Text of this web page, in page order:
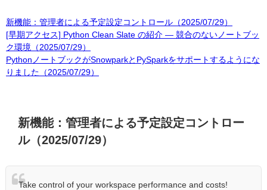
新機能：管理者による予定設定コントロール（2025/07/29）
[早期アクセス] Python Clean Slate の紹介 — 競合のないノートブッ
ク環境（2025/07/29）
PythonノートブックがSnowparkとPySparkをサポートするようにな
りました（2025/07/29）
新機能：管理者による予定設定コントロー
ル（2025/07/29）
Take control of your workspace performance and costs!